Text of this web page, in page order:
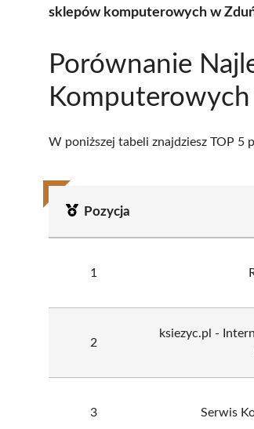
sklepów komputerowych w
Porównanie
W poniższej tabeli znajdziesz TOP 5
Pozycja
1
2
ksiezyc.pl -
3 Serwis